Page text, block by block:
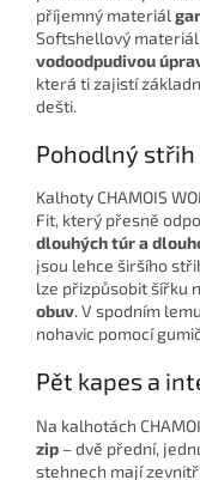
příjemný materiál
Softshellový materiál
vodoodpudivou
která ti zajistí
dešti.
Pohodlný
Kalhoty CHAMOIS
Fit, který přesně
dlouhých túr a
jsou lehce širšího
lze přizpůsobit šířku
obuv. V spodním
nohavic pomocí
Pět kapes a
Na kalhotách
zip – dvě přední,
stehnech mají